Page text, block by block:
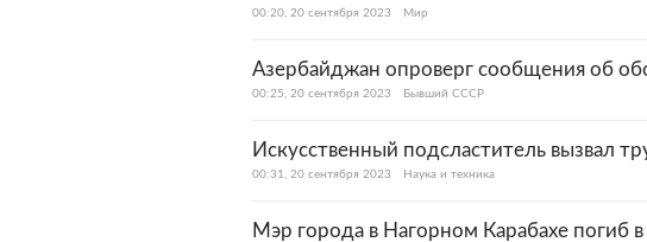
00:20, 20 сентября 2023 Мир
Азербайджан опроверг сообщения об
00:25, 20 сентября 2023 Бывший СССР
Искусственный подсластитель вызвал
00:31, 20 сентября 2023 Наука и техника
Мэр города в Нагорном Карабахе погиб